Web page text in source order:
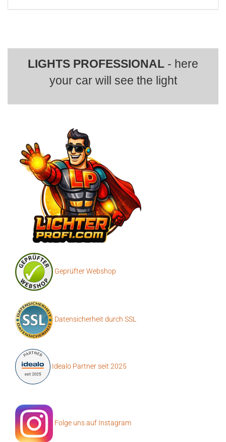
LIGHTS PROFESSIONAL - here
your car will see the light
Geprüfter Webshop
Datensicherheit durch SSL
Idealo Partner seit 2025
Folge uns auf Instagram